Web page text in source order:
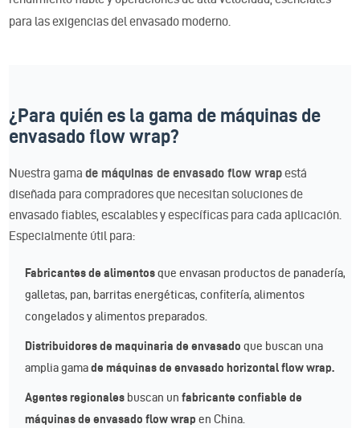
para las exigencias del envasado moderno.
¿Para quién es la gama de máquinas de
envasado flow wrap?
Nuestra gamade máquinas de envasado flow wrapestá
diseñada para compradores que necesitan soluciones de
envasado fiables, escalables y específicas para cada aplicación.
Especialmente útil para:
Fabricantes de alimentosque envasan productos de panadería,
galletas, pan, barritas energéticas, confitería, alimentos
congelados y alimentos preparados.
Distribuidores de maquinaria de envasado que buscan una
amplia gamade máquinas de envasado horizontal flow wrap.
Agentes regionales buscan unfabricante confiable de
máquinas de envasado flow wrap en China.